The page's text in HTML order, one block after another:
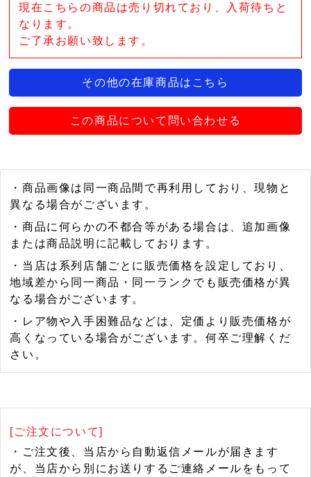
現在こちらの商品は売り切れており、入荷待ちと
なります。
ご了承お願い致します。
その他の在庫商品はこちら
この商品について問い合わせる
・商品画像は同一商品間で再利用しており、現物と
異なる場合がございます。
・商品に何らかの不都合等がある場合は、追加画像
または商品説明に記載しております。
・当店は系列店舗ごとに販売価格を設定しており、
地域差から同一商品・同一ランクでも販売価格が異
なる場合がございます。
・レア物や入手困難品などは、定価より販売価格が
高くなっている場合がございます。何卒ご理解くだ
さい。
[ご注文について]
・ご注文後、当店から自動返信メールが届きます
が、当店から別にお送りするご連絡メールをもって